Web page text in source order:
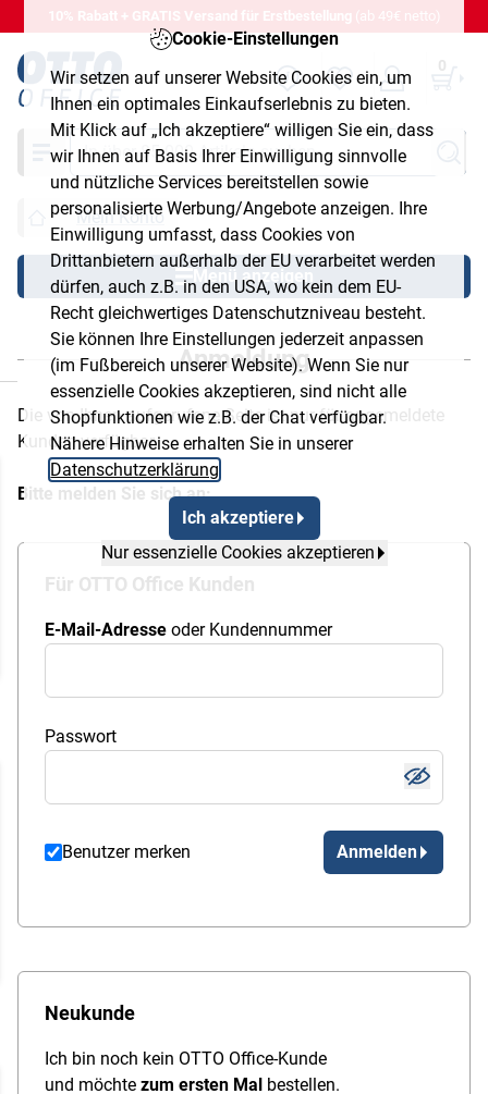
Cookie-Einstellungen
Wir setzen auf unserer Website Cookies ein, um
Ihnen ein optimales Einkaufserlebnis zu bieten.
Mit Klick auf „Ich akzeptiere“ willigen Sie ein, dass
wir Ihnen auf Basis Ihrer Einwilligung sinnvolle
und nützliche Services bereitstellen sowie
personalisierte Werbung/Angebote anzeigen. Ihre
Einwilligung umfasst, dass Cookies von
Drittanbietern außerhalb der EU verarbeitet werden
dürfen, auch z.B. in den USA, wo kein dem EU-
Recht gleichwertiges Datenschutzniveau besteht.
Sie können Ihre Einstellungen jederzeit anpassen
(im Fußbereich unserer Website). Wenn Sie nur
essenzielle Cookies akzeptieren, sind nicht alle
Shopfunktionen wie z.B. der Chat verfügbar.
Nähere Hinweise erhalten Sie in unserer
Datenschutzerklärung
Ich akzeptiere
Nur essenzielle Cookies akzeptieren
10% Rabatt + GRATIS Versand für Erstbestellung (ab 49€ netto)
0
Suche
Mein Konto
Menü anzeigen
Anmeldung
Die von Ihnen aufgerufene Seite ist nur für angemeldete
Kunden verfügbar.
Bitte melden Sie sich an:
Für OTTO Office Kunden
E-Mail-Adresse oder Kundennummer
Passwort
Benutzer merken Anmelden
Neukunde
Ich bin noch kein OTTO Office-Kunde
und möchte zum ersten Mal bestellen.